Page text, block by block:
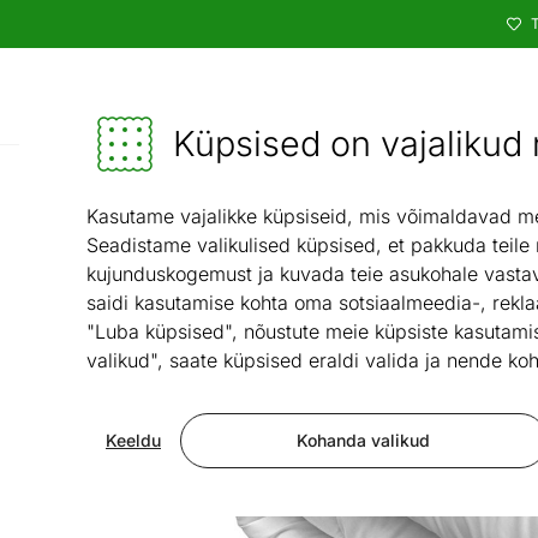
Küpsised on
Kasutame vajalikke küpsiseid, mis võimaldavad
Seadistame valikulised küpsised, et pakkuda
kujunduskogemust ja kuvada teie asukohale
saidi kasutamise kohta oma sotsiaalmeedia-,
"Luba küpsised", nõustute meie küpsiste
valikud", saate küpsised eraldi valida ja nende
Kohanda valikud
Keeldu
Mööbel ja sisustus - ON24